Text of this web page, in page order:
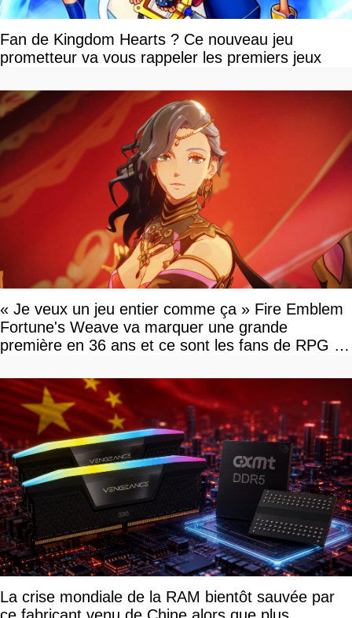
Fan de Kingdom Hearts ? Ce nouveau jeu
prometteur va vous rappeler les premiers jeux
« Je veux un jeu entier comme ça » Fire Emblem
Fortune's Weave va marquer une grande
première en 36 ans et ce sont les fans de RPG en
La crise mondiale de la RAM bientôt sauvée par